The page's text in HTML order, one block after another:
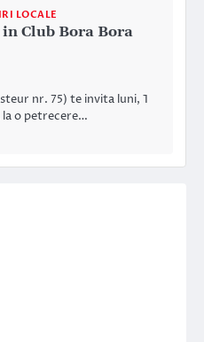
LOCALE
Club Bora Bora
nr. 75) te invita luni, 1
o petrecere…